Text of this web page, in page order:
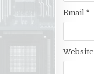
Email *
Website